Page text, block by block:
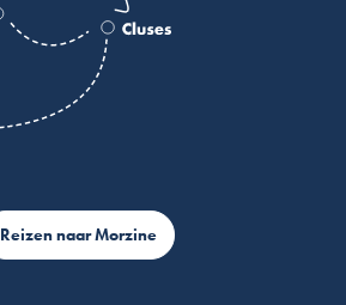
Reizen naar Morzine